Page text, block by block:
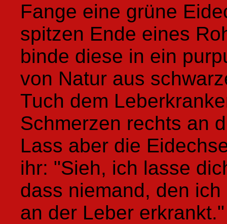
Fange eine grüne
spitzen Ende eines
binde diese in ein
von Natur aus
Tuch dem
Schmerzen rechts an
Lass aber die
ihr: "Sieh, ich lasse
dass niemand, den
an der Leber erkrankt."